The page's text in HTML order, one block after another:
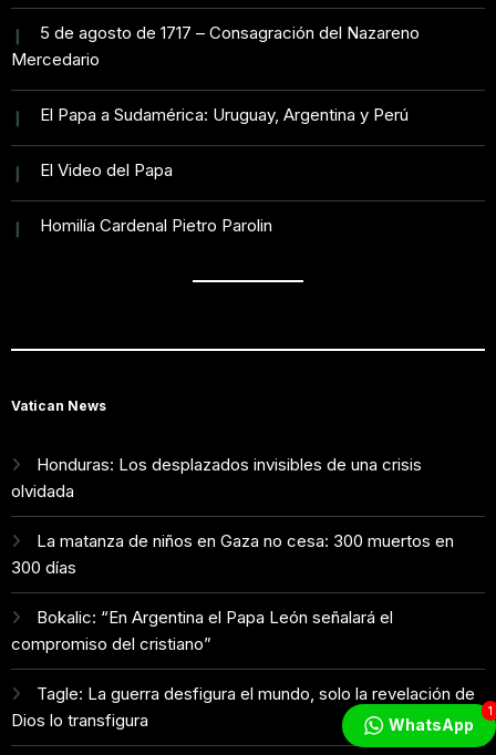
5 de agosto de 1717 – Consagración del Nazareno
Mercedario
El Papa a Sudamérica: Uruguay, Argentina y Perú
El Video del Papa
Homilía Cardenal Pietro Parolin
Vatican News
Honduras: Los desplazados invisibles de una crisis
olvidada
La matanza de niños en Gaza no cesa: 300 muertos en
300 días
Bokalic: “En Argentina el Papa León señalará el
compromiso del cristiano”
Tagle: La guerra desfigura el mundo, solo la revelación de
Dios lo transfigura
WhatsApp
1